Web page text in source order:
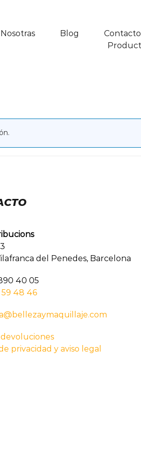
Nosotras Blog Contacto
del Penedes, Barcelona
40 05
59 48 46
devoluciones
privacidad y aviso legal